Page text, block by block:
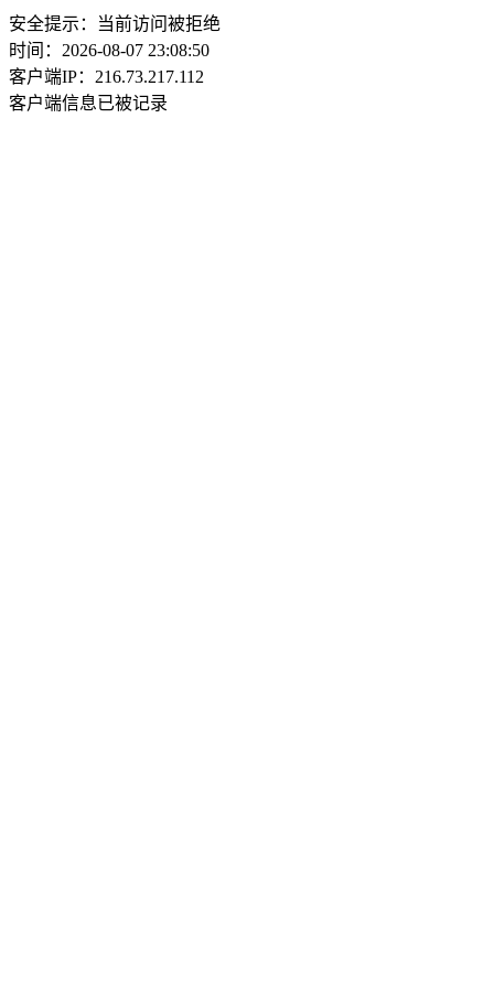
安全提示：当前访问被拒绝
时间：2026-08-07 23:08:50
客户端IP：216.73.217.112
客户端信息已被记录